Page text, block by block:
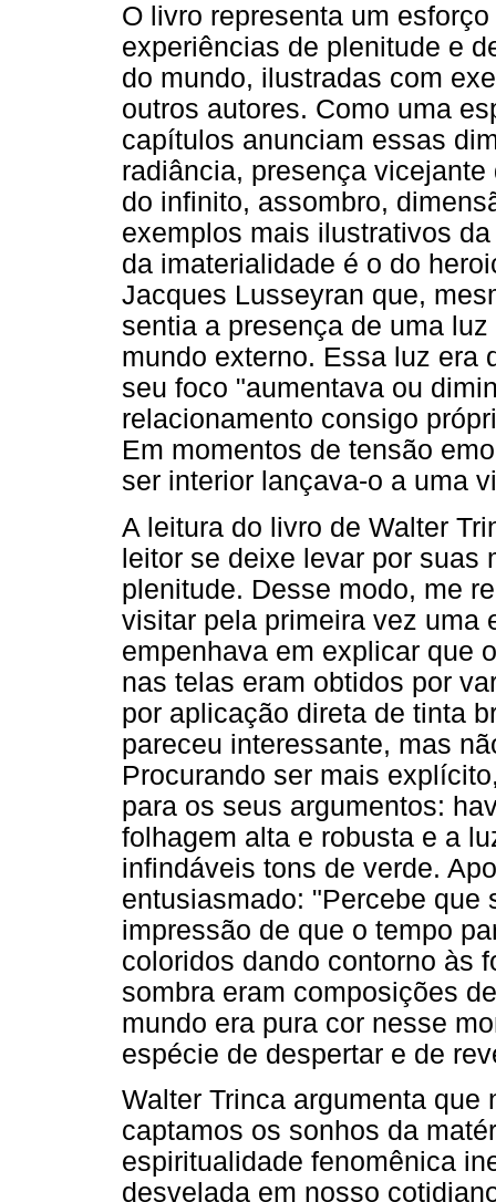
O livro representa um
experiências de plenitude e
do mundo, ilustradas com
outros autores. Como uma
capítulos anunciam essas
radiância, presença
do infinito, assombro,
exemplos mais ilustrativos
da imaterialidade é o do
Jacques Lusseyran que,
sentia a presença de uma
mundo externo. Essa luz era
seu foco "aumentava ou
relacionamento consigo
Em momentos de tensão
ser interior lançava-o a uma
A leitura do livro de Walter
leitor se deixe levar por suas
plenitude. Desse modo, me
visitar pela primeira vez uma
empenhava em explicar que
nas telas eram obtidos por
por aplicação direta de tinta
pareceu interessante, mas
Procurando ser mais
para os seus argumentos:
folhagem alta e robusta e a
infindáveis tons de verde.
entusiasmado: "Percebe que
impressão de que o tempo
coloridos dando contorno às
sombra eram composições
mundo era pura cor nesse
espécie de despertar e de
Walter Trinca argumenta
captamos os sonhos da
espiritualidade fenomênica
desvelada em nosso